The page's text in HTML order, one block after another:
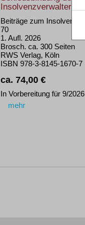
Insolvenzverwalters
Beiträge zum
70
1. Aufl. 2026
Brosch. ca. 300 Seiten
RWS Verlag, Köln
ISBN 978-3-8145-1670-7
ca. 74,00 €
In Vorbereitung für 9/2026
mehr